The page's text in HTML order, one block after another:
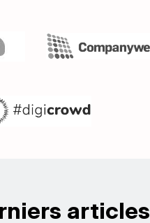
articles